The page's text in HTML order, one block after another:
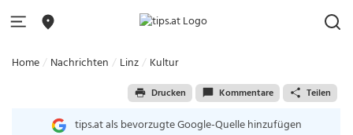
Home Nachrichten Linz Kultur
Drucken Kommentare Teilen
tips.at als bevorzugte Google-Quelle hinzufügen